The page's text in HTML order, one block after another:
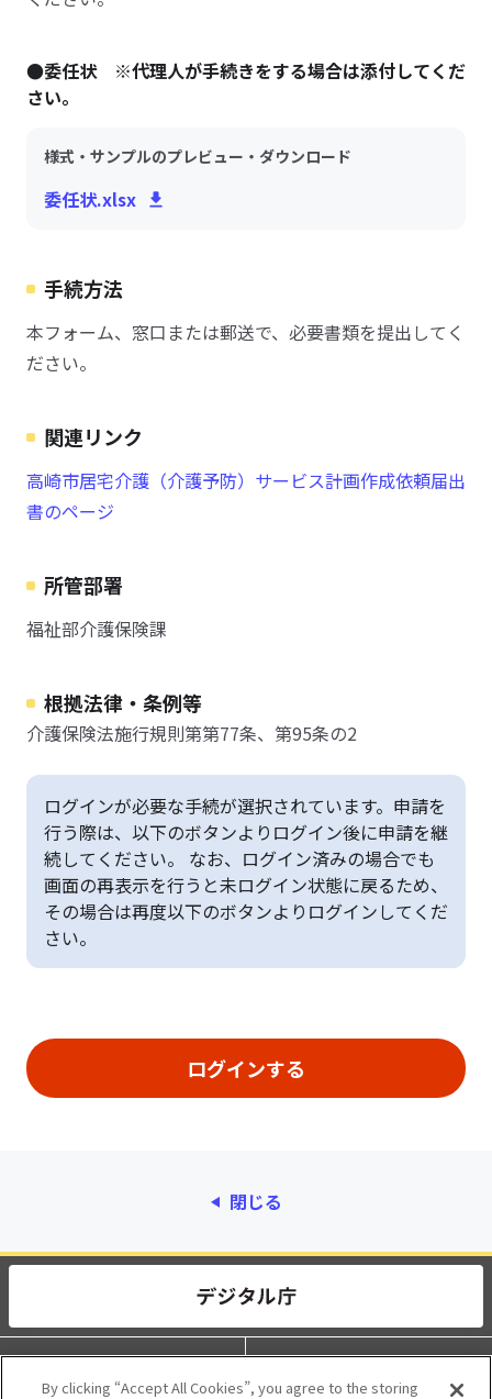
●委任状 ※代理人が手続きをする場合は添付してくだ
さい。
様式・サンプルのプレビュー・ダウンロード
委任状.xlsx
手続方法
本フォーム、窓口または郵送で、必要書類を提出してく
ださい。
関連リンク
高崎市居宅介護（介護予防）サービス計画作成依頼届出
書のページ
所管部署
福祉部介護保険課
根拠法律・条例等
介護保険法施行規則第第77条、第95条の2
ログインが必要な手続が選択されています。申請を
行う際は、以下のボタンよりログイン後に申請を継
続してください。 なお、ログイン済みの場合でも
画面の再表示を行うと未ログイン状態に戻るため、
その場合は再度以下のボタンよりログインしてくだ
さい。
閉じる
動作環境 個人情報保護
By clicking “Accept All Cookies”, you agree to the storing